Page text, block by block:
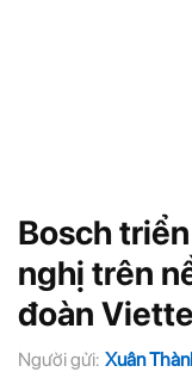
Bosch
nghị trên
đoàn
Người gửi: Xuân